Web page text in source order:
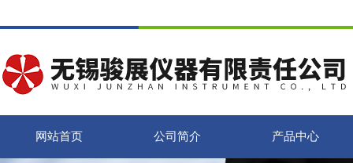
网站首页 公司简介 产品中心